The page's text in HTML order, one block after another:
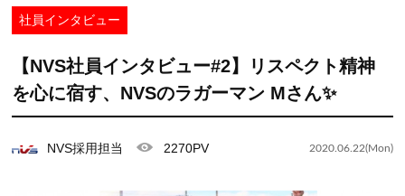
社員インタビュー
【NVS社員インタビュー#2】リスペクト精神
を心に宿す、NVSのラガーマン Mさん✨
NVS採用担当 2270PV 2020.06.22(Mon)